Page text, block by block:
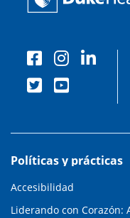
Políticas y prácticas
Accesibilidad
Liderando con Corazón: